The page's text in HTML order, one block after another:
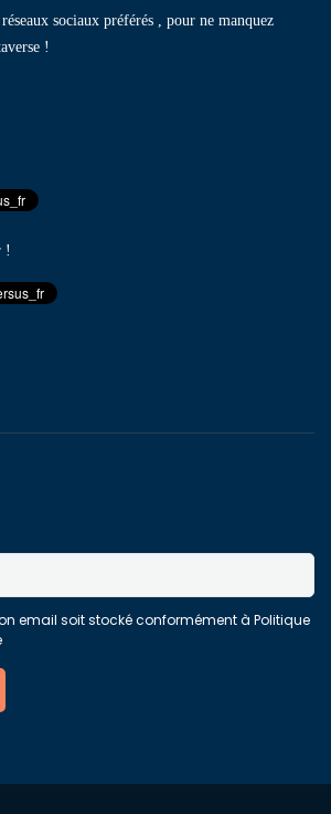
sociaux préférés , pour ne manquez
!
!
email soit stocké conformément à Politique